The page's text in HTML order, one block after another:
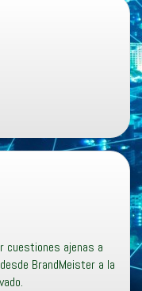
cuestiones ajenas a
BrandMeister a la